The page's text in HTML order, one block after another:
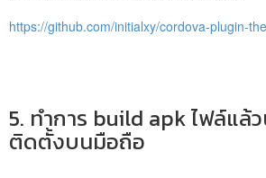
https://github.com/initialxy/cordova-plugin-
5. ทำการ build apk ไฟล์แล้
ติดตั้งบนมือถือ